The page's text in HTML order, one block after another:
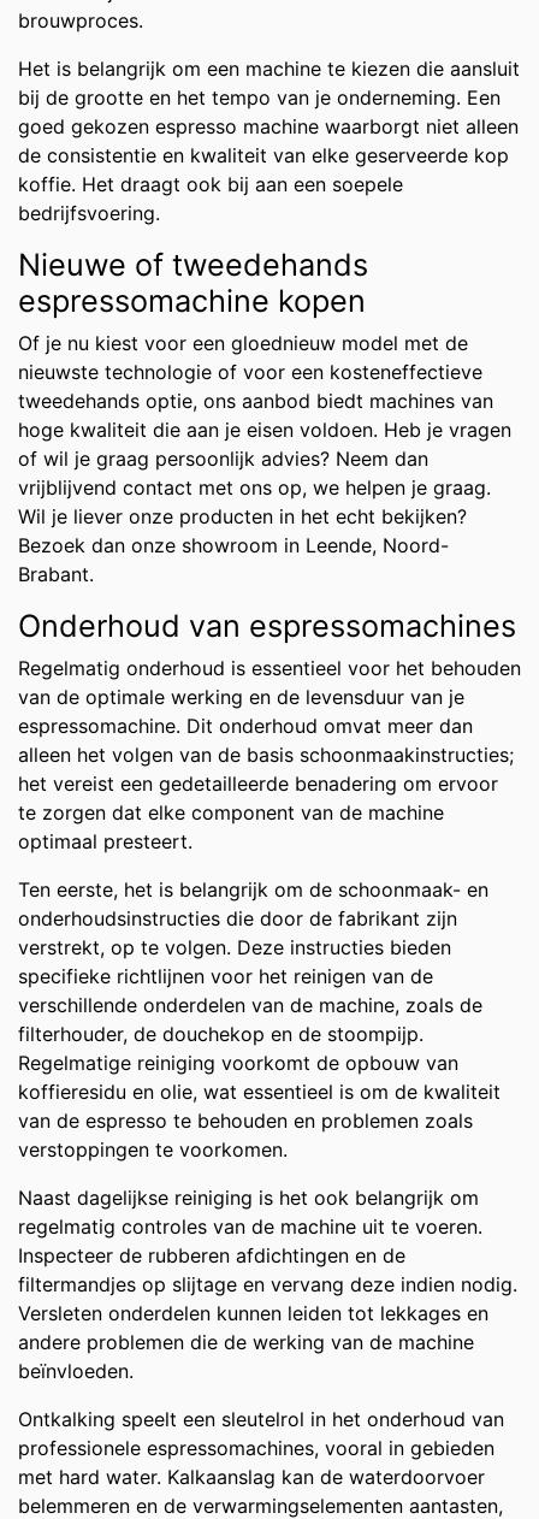
brouwproces.
Het is belangrijk om een machine te kiezen die aansluit
bij de grootte en het tempo van je onderneming. Een
goed gekozen espresso machine waarborgt niet alleen
de consistentie en kwaliteit van elke geserveerde kop
koffie. Het draagt ook bij aan een soepele
bedrijfsvoering.
Nieuwe of tweedehands
espressomachine kopen
Of je nu kiest voor een gloednieuw model met de
nieuwste technologie of voor een kosteneffectieve
tweedehands optie, ons aanbod biedt machines van
hoge kwaliteit die aan je eisen voldoen. Heb je vragen
of wil je graag persoonlijk advies? Neem dan
vrijblijvend contact met ons op, we helpen je graag.
Wil je liever onze producten in het echt bekijken?
Bezoek dan onze showroom in Leende, Noord-
Brabant.
Onderhoud van espressomachines
Regelmatig onderhoud is essentieel voor het behouden
van de optimale werking en de levensduur van je
espressomachine. Dit onderhoud omvat meer dan
alleen het volgen van de basis schoonmaakinstructies;
het vereist een gedetailleerde benadering om ervoor
te zorgen dat elke component van de machine
optimaal presteert.
Ten eerste, het is belangrijk om de schoonmaak- en
onderhoudsinstructies die door de fabrikant zijn
verstrekt, op te volgen. Deze instructies bieden
specifieke richtlijnen voor het reinigen van de
verschillende onderdelen van de machine, zoals de
filterhouder, de douchekop en de stoompijp.
Regelmatige reiniging voorkomt de opbouw van
koffieresidu en olie, wat essentieel is om de kwaliteit
van de espresso te behouden en problemen zoals
verstoppingen te voorkomen.
Naast dagelijkse reiniging is het ook belangrijk om
regelmatig controles van de machine uit te voeren.
Inspecteer de rubberen afdichtingen en de
filtermandjes op slijtage en vervang deze indien nodig.
Versleten onderdelen kunnen leiden tot lekkages en
andere problemen die de werking van de machine
beïnvloeden.
Ontkalking speelt een sleutelrol in het onderhoud van
professionele espressomachines, vooral in gebieden
met hard water. Kalkaanslag kan de waterdoorvoer
belemmeren en de verwarmingselementen aantasten,